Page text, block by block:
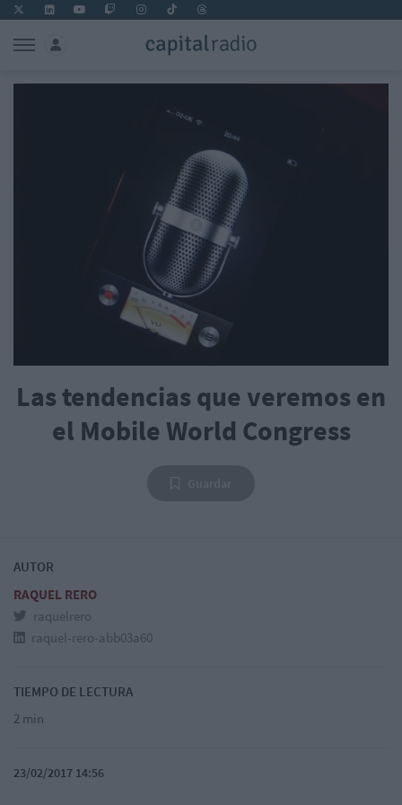
Las tendencias que veremos en
el Mobile World Congress
AUTOR
RAQUEL RERO
raquelrero
raquel-rero-abb03a60
TIEMPO DE LECTURA
2 min
23/02/2017 14:56